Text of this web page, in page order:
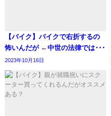
【バイク】バイクで右折するの
怖いんだが ←中世の法律では･･･
2023年10月16日